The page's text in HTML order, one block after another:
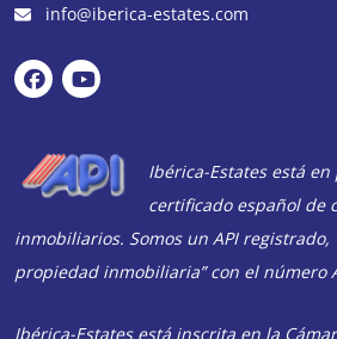
info@iberica-estates.com
Ibérica-Estates está
certificado español de
inmobiliarios. Somos un API registrado,
propiedad inmobiliaria” con el número
Ibérica-Estates está inscrita en la